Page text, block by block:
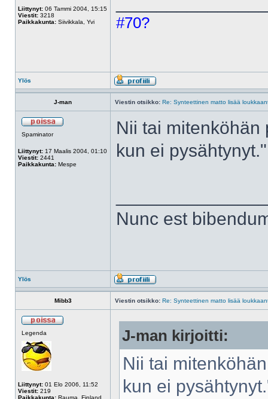
Liittynyt: 06 Tammi 2004, 15:15
Viestit: 3218
Paikkakunta: Siivikkala, Yvi #70?
Ylös
J-man Viestin otsikko: Re: Synteettinen matto lisää
Spaminator
Liittynyt: 17 Maalis 2004, 01:10
Viestit: 2441
Paikkakunta: Mespe
Nii tai mitenköhän
kun ei pysähtynyt."
Nunc est
Ylös
Mibb3 Viestin otsikko: Re: Synteettinen matto lisää
Legenda
Liittynyt: 01 Elo 2006, 11:52
Viestit: 219
Paikkakunta: Rauma, Finland
J-man kirjoitti:
Nii tai
kun ei